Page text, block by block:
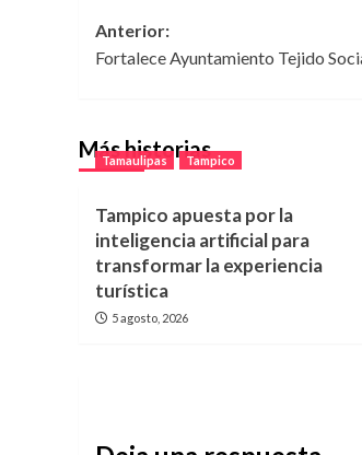
Navegación
de
Anterior:
Fortalece Ayuntamiento Tejido
Más historias
Tamaulipas Tampico
Tampico apuesta por la
inteligencia artificial para
transformar la experiencia
turística
5 agosto, 2026